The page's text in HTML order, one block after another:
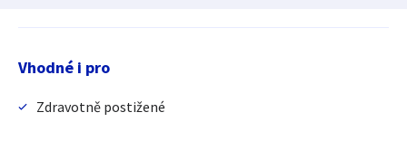
Vhodné i pro
Zdravotně postižené